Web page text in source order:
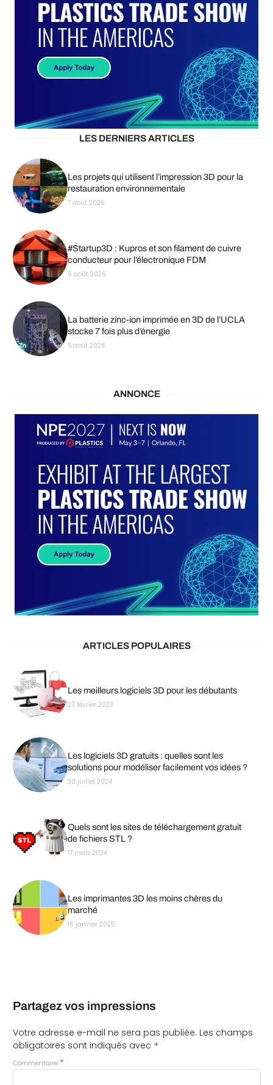
LES DERNIERS ARTICLES
Les projets qui utilisent l’impression 3D pour la
restauration environnementale
7 août 2026
#Startup3D : Kupros et son filament de cuivre
conducteur pour l’électronique FDM
6 août 2026
La batterie zinc-ion imprimée en 3D de l’UCLA
stocke 7 fois plus d’énergie
5 août 2026
ANNONCE
ARTICLES POPULAIRES
Les meilleurs logiciels 3D pour les débutants
23 février 2023
Les logiciels 3D gratuits : quelles sont les
solutions pour modéliser facilement vos idées ?
30 juillet 2024
Quels sont les sites de téléchargement gratuit
de fichiers STL ?
17 mars 2024
Les imprimantes 3D les moins chères du
marché
16 janvier 2025
Partagez vos impressions
Votre adresse e-mail ne sera pas publiée. Les champs
obligatoires sont indiqués avec *
Commentaire *